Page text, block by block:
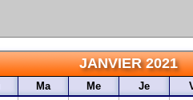
JANVIER 2021
Ma Me Je